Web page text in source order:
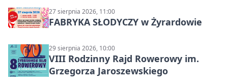
27 sierpnia 2026, 11:00
FABRYKA SŁODYCZY w Żyrardowie
29 sierpnia 2026, 10:00
VIII Rodzinny Rajd Rowerowy im.
Grzegorza Jaroszewskiego